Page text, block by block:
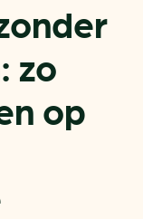
zo
op